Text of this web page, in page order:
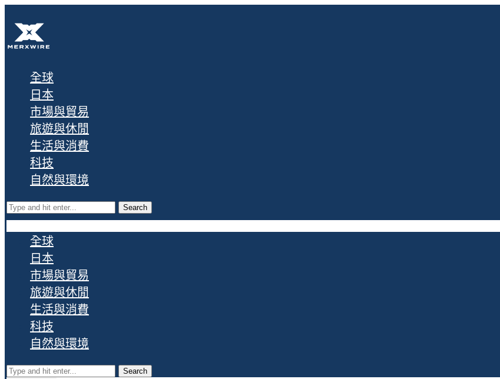
全球
日本
市場與貿易
旅遊與休閒
生活與消費
科技
自然與環境
Search
全球
日本
市場與貿易
旅遊與休閒
生活與消費
科技
自然與環境
Search